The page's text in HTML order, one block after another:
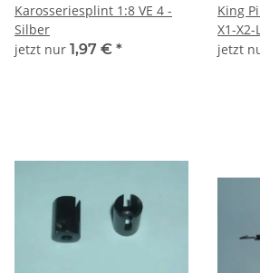
Karosseriesplint 1:8 VE 4 -
Silber
jetzt nur 1,97 € *
King
X1-X2-
jetzt